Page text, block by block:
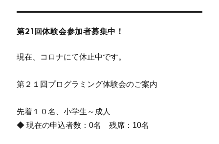
第21回体験会参加者募集中！
現在、コロナにて休止中です。
第２１回プログラミング体験会のご案内
先着１０名、小学生～成人
◆ 現在の申込者数：0名 残席：10名